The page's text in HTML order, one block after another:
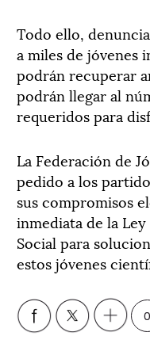
Todo ello,
a miles de jóvenes
podrán recuperar
podrán llegar al
requeridos para
La Federación de
pedido a los
sus compromisos
inmediata de la
Social para
estos jóvenes
0